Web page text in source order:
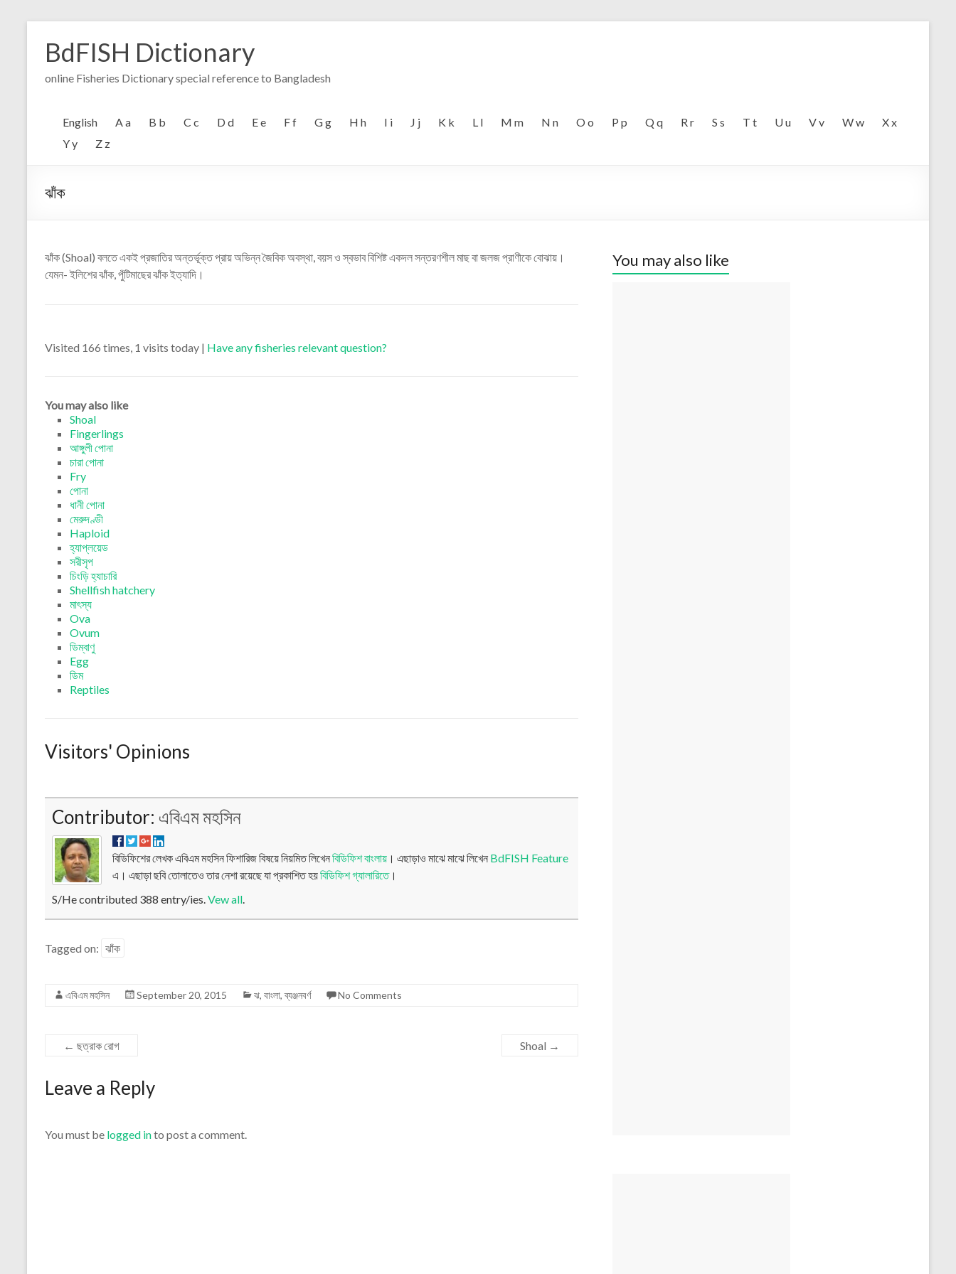
contentBdFISH Dictionary
online Fisheries Dictionary special reference to Bangladesh
English A a B b C c D d E e F f G g H h I i J j K k L l M m N n O o P p Q q R r S s T t U u V v W w
X x
Y y
Z z
ঝাঁক
ঝাঁক (Shoal) বলতে একই প্রজাতির অন্তর্ভূক্ত প্রায় অভিন্ন জৈবিক অবস্থা, বয়স ও স্বভাব বিশিষ্ট একদল সন্তরণশীল মাছ বা জলজ প্রাণীকে বোঝায়।
যেমন- ইলিশের ঝাঁক, পুঁটিমাছের ঝাঁক ইত্যাদি।
Visited 166 times, 1 visits today | Have any fisheries relevant question?
You may also like
Shoal
Fingerlings
আঙ্গুলী পোনা
চারা পোনা
Fry
পোনা
ধানী পোনা
মেরুদণ্ডী
Haploid
হ্যাপ্লয়েড
সরীসৃপ
চিংড়ি হ্যাচারি
Shellfish hatchery
মাৎস্য
Ova
Ovum
ডিম্বাণু
Egg
ডিম
Reptiles
Visitors' Opinions
Contributor: এবিএম মহসিন
বিডিফিশের লেখক এবিএম মহসিন ফিশারিজ বিষয়ে নিয়মিত লিখেনবিডিফিশ বাংলায় । এছাড়াও মাঝে মাঝে লিখেন BdFISH Feature
এ। এছাড়া ছবি তোলাতেও তার নেশা রয়েছে যা প্রকাশিত হয়বিডিফিশ গ্যালারিতে।
S/He contributed 388 entry/ies.Vew all.
Tagged on: ঝাঁক
এবিএম মহসিন September 20, 2015 ঝ, বাংলা,ব্যঞ্জনবর্ণ No Comments
← ছত্রাক রোগ Shoal →
Leave a Reply
You must be logged into post a comment.
You may also like